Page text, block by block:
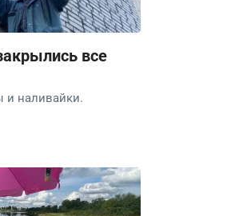
все
и наливайки.